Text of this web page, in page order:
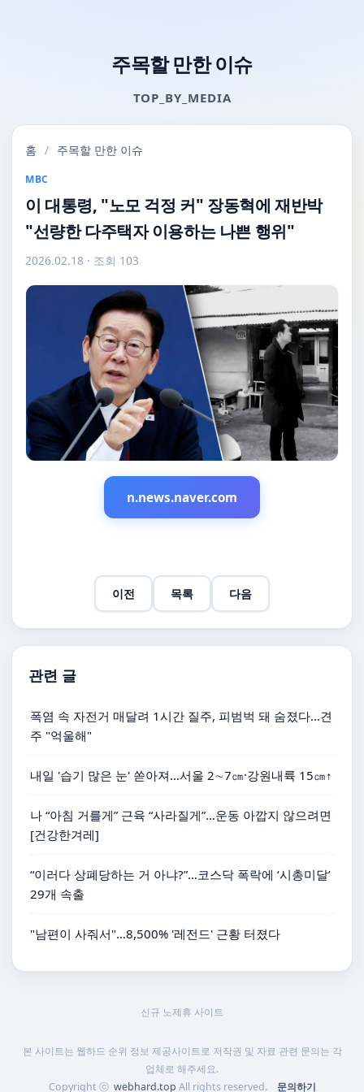
주목할 만한 이슈
TOP_BY_MEDIA
홈 / 주목할 만한 이슈
MBC
이 대통령, "노모 걱정 커" 장동혁에 재반박
"선량한 다주택자 이용하는 나쁜 행위"
2026.02.18 · 조회 103
n.news.naver.com
이전 목록 다음
관련 글
폭염 속 자전거 매달려 1시간 질주, 피범벅 돼 숨졌다…견
주 "억울해"
내일 '습기 많은 눈' 쏟아져…서울 2∼7㎝·강원내륙 15㎝↑
나 “아침 거를게” 근육 “사라질게”…운동 아깝지 않으려면
[건강한겨레]
“이러다 상폐당하는 거 아냐?”…코스닥 폭락에 ‘시총미달’
29개 속출
"남편이 사줘서"…8,500% '레전드' 근황 터졌다
신규 노제휴 사이트
본 사이트는 웹하드 순위 정보 제공사이트로 저작권 및 자료 관련 문의는 각
업체로 해주세요.
Copyright ⓒ webhard.top All rights reserved. 문의하기